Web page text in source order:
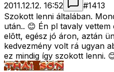
2011.12.12. 16:52
#1413
Szokott lenni általában.
után.. 😊 Én pl tavaly
elõtt, egész jó áron, aztán
kedvezmény volt rá ugyan
ez mindig így szokott lenni.